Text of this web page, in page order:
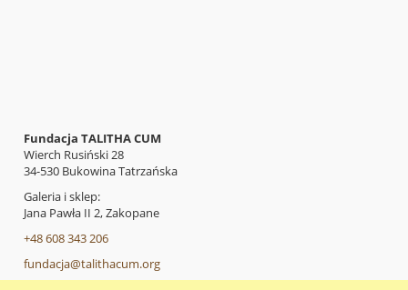
Fundacja TALITHA CUM
Wierch Rusiński 28
34-530 Bukowina Tatrzańska
Galeria i sklep:
Jana Pawła II 2, Zakopane
+48 608 343 206
fundacja@talithacum.org